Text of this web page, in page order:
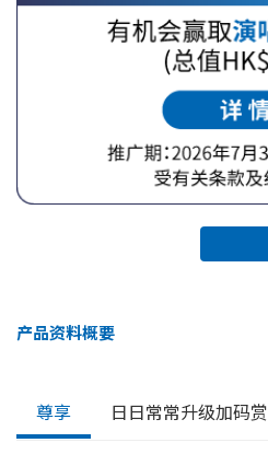
产品资料概要
尊享 日日常常升级加码赏